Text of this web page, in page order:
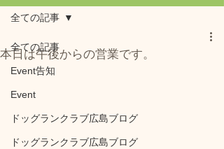
全ての記事
Event告知
Event
ドッグランクラブ広島ブログ
ドッグランクラブ広島ブログ
全ての記事
本日は午後からの営業です。